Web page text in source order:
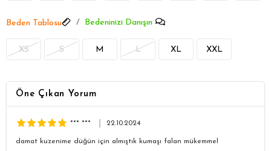
Beden Tablosu Bedeninizi Danışın
XS S M L XL XXL
Öne Çıkan Yorum
*** *** 22.10.2024
damat kuzenime düğün için almıştık kumaşı falan mükemmel